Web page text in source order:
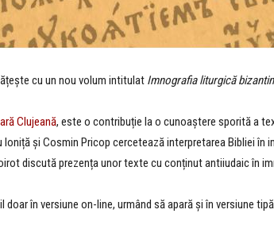
cu un nou volum intitulat Imnografia liturgică
Clujeană, este o contribuție la o cunoaștere sporită a
și Cosmin Pricop cercetează interpretarea Bibliei
discută prezența unor texte cu conținut antiiudaic în
în versiune on-line, urmând să apară și în versiune